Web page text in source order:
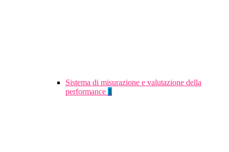
Sistema di misurazione e valutazione della
performance 1